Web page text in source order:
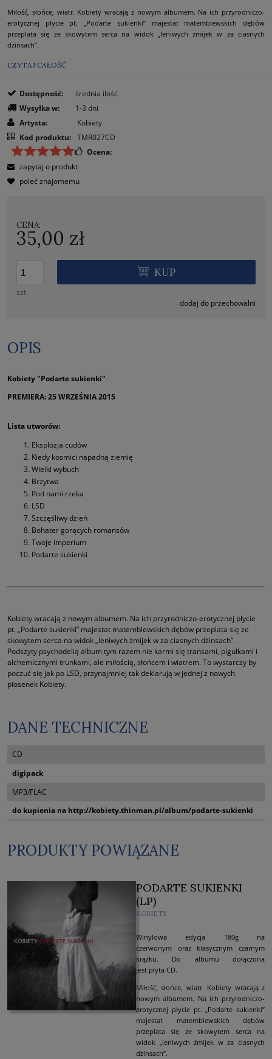
Miłość, słońce, wiatr. Kobiety wracają z nowym albumem. Na ich przyrodniczo-
erotycznej płycie pt. „Podarte sukienki” majestat matemblewskich dębów
przeplata się ze skowytem serca na widok „leniwych żmijek w za ciasnych
dżinsach”.
CZYTAJ CAŁOŚĆ
Dostępność:
średnia ilość
Wysyłka w:
1-3 dni
Artysta:
Kobiety
Kod produktu: TMR027CD
Ocena:
zapytaj o produkt
poleć znajomemu
CENA:
35,00 zł
szt.
KUP
dodaj do przechowalni
OPIS
Kobiety "Podarte sukienki"
PREMIERA: 25 WRZEŚNIA 2015
Lista utworów:
Eksplozja cudów
Kiedy kosmici napadną ziemię
Wielki wybuch
Brzytwa
Pod nami rzeka
LSD
Szczęśliwy dzień
Bohater gorących romansów
Twoje imperium
Podarte sukienki
Kobiety wracają z nowym albumem. Na ich przyrodniczo-erotycznej płycie
pt. „Podarte sukienki” majestat matemblewskich dębów przeplata się ze
skowytem serca na widok „leniwych żmijek w za ciasnych dżinsach”.
Podszyty psychodelią album tym razem nie karmi się transami, pigułkami i
alchemicznymi trunkami, ale miłością, słońcem i wiatrem. To wystarczy by
poczuć się jak po LSD, przynajmniej tak deklarują w jednej z nowych
piosenek Kobiety.
DANE TECHNICZNE
CD
digipack
MP3/FLAC
do kupienia na http://kobiety.thinman.pl/album/podarte-sukienki
PRODUKTY POWIĄZANE
PODARTE SUKIENKI
(LP)
KOBIETY
Winylowa edycja 180g na
czerwonym oraz klasycznym czarnym
krążku. Do albumu dołączona
jest płyta CD.
Miłość, słońce, wiatr. Kobiety wracają z
nowym albumem. Na ich przyrodniczo-
erotycznej płycie pt. „Podarte sukienki”
majestat matemblewskich dębów
przeplata się ze skowytem serca na
widok „leniwych żmijek w za ciasnych
dżinsach”.